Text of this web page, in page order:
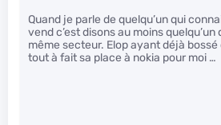
Quand je parle de quelqu’un qui
vend c’est disons au moins
même secteur. Elop ayant déjà
tout à fait sa place à nokia pour moi …